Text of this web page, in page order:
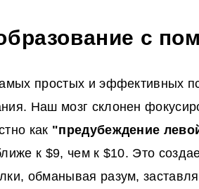
с
простых и эффективных
Наш мозг склонен
как "предубеждение
к $9, чем к $10. Это
обманывая разум,